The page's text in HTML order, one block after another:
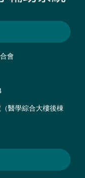
會
醫學綜合大樓後棟